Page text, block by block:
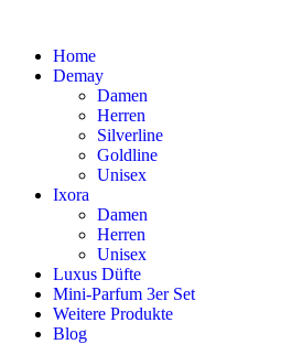
Home
Demay
Damen
Herren
Silverline
Goldline
Unisex
Ixora
Damen
Herren
Unisex
Luxus Düfte
Mini-Parfum 3er Set
Weitere Produkte
Blog